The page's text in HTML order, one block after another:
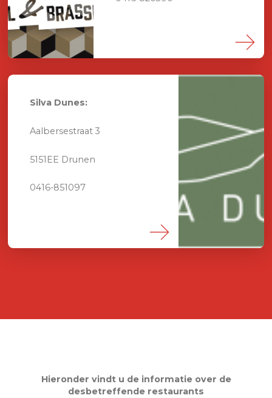
Silva Dunes:
Aalbersestraat 3
5151EE Drunen
0416-851097
Hieronder vindt u de informatie over de
desbetreffende restaurants